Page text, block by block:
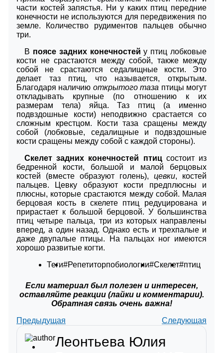
части костей запястья. Ни у каких птиц передние
конечности не используются для передвижения по
земле. Количество рудиментов пальцев обычно
три.
В поясе задних конечностей у птиц лобковые
кости не срастаются между собой, также между
собой не срастаются седалищные кости. Это
делает таз птиц, что называется, открытым.
Благодаря наличию открытого таза птицы могут
откладывать крупные (по отношению к их
размерам тела) яйца. Таз птиц (а именно
подвздошные кости) неподвижно срастается со
сложным крестцом. Кости таза сращены между
собой (лобковые, седалищные и подвздошные
кости сращены между собой с каждой стороны).
Скелет задних конечностей птицсостоит из
бедренной кости, большой и малой берцовых
костей (вместе образуют голень), цевки, костей
пальцев. Цевку образуют кости предплюсны и
плюсны, которые срастаются между собой. Малая
берцовая кость в скелете птиц редуцирована и
прирастает к большой берцовой. У большинства
птиц четыре пальца, три из которых направлены
вперед, а один назад. Однако есть и трехпалые и
даже двупалые птицы. На пальцах ног имеются
хорошо развитые когти.
Теги#Репетиторпобиологии#Скелет#птиц
Если материал был полезен и интересен,
оставляйте реакции (лайки и комментарии).
Обратная связь очень важна!
Предыдущая
Следующая
Леонтьева Юлия